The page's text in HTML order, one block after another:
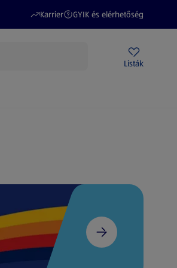
Karrier
(új oldalon nyílik meg)
GYIK és elérhetőség
(új oldalon nyílik meg)
Listák